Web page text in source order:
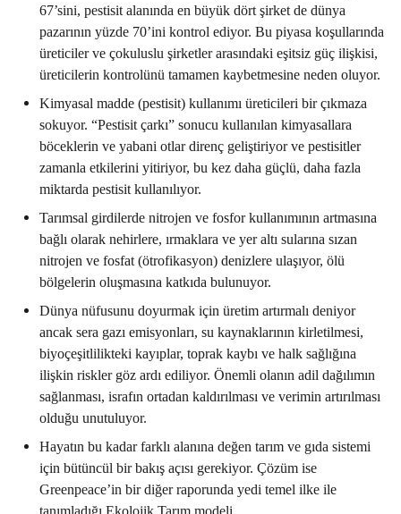
67’sini, pestisit alanında en büyük dört şirket de dünya
pazarının yüzde 70’ini kontrol ediyor. Bu piyasa koşullarında
üreticiler ve çokuluslu şirketler arasındaki eşitsiz güç ilişkisi,
üreticilerin kontrolünü tamamen kaybetmesine neden oluyor.
Kimyasal madde (pestisit) kullanımı üreticileri bir çıkmaza
sokuyor. “Pestisit çarkı” sonucu kullanılan kimyasallara
böceklerin ve yabani otlar direnç geliştiriyor ve pestisitler
zamanla etkilerini yitiriyor, bu kez daha güçlü, daha fazla
miktarda pestisit kullanılıyor.
Tarımsal girdilerde nitrojen ve fosfor kullanımının artmasına
bağlı olarak nehirlere, ırmaklara ve yer altı sularına sızan
nitrojen ve fosfat (ötrofikasyon) denizlere ulaşıyor, ölü
bölgelerin oluşmasına katkıda bulunuyor.
Dünya nüfusunu doyurmak için üretim artırmalı deniyor
ancak sera gazı emisyonları, su kaynaklarının kirletilmesi,
biyoçeşitlilikteki kayıplar, toprak kaybı ve halk sağlığına
ilişkin riskler göz ardı ediliyor. Önemli olanın adil dağılımın
sağlanması, israfın ortadan kaldırılması ve verimin artırılması
olduğu unutuluyor.
Hayatın bu kadar farklı alanına değen tarım ve gıda sistemi
için bütüncül bir bakış açısı gerekiyor. Çözüm ise
Greenpeace’in bir diğer raporunda yedi temel ilke ile